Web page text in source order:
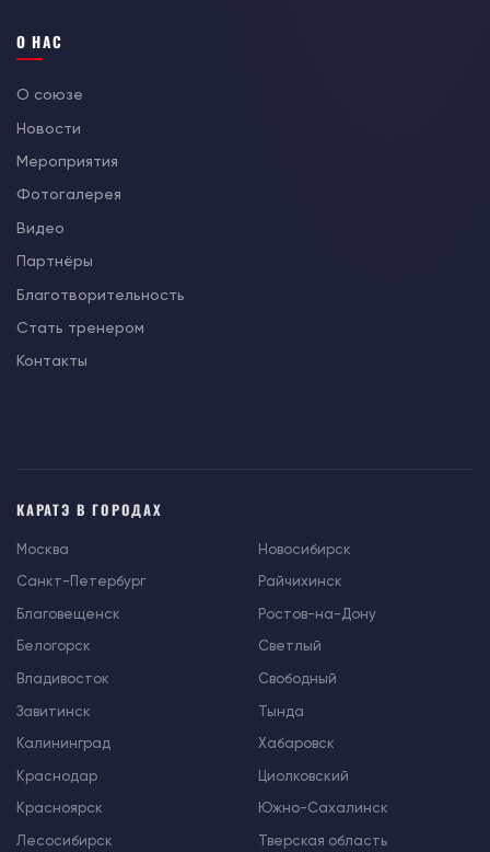
О НАС
О союзе
Новости
Мероприятия
Фотогалерея
Видео
Партнёры
Благотворительность
Стать тренером
Контакты
КАРАТЭ В ГОРОДАХ
Москва
Санкт-Петербург
Благовещенск
Белогорск
Владивосток
Завитинск
Калининград
Краснодар
Красноярск
Лесосибирск
Новосибирск
Райчихинск
Ростов-на-Дону
Светлый
Свободный
Тында
Хабаровск
Циолковский
Южно-Сахалинск
Тверская область